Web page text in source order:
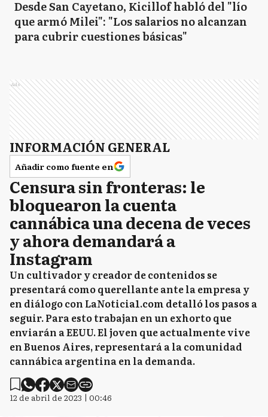
Desde San Cayetano, Kicillof habló del "lío
que armó Milei": "Los salarios no alcanzan
para cubrir cuestiones básicas"
Ads
INFORMACIÓN GENERAL
Añadir como fuente en
Censura sin fronteras: le
bloquearon la cuenta
cannábica una decena de veces
y ahora demandará a
Instagram
Un cultivador y creador de contenidos se
presentará como querellante ante la empresa y
en diálogo con LaNoticia1.com detalló los pasos a
seguir. Para esto trabajan en un exhorto que
enviarán a EEUU. El joven que actualmente vive
en Buenos Aires, representará a la comunidad
cannábica argentina en la demanda.
12 de abril de 2023 | 00:46